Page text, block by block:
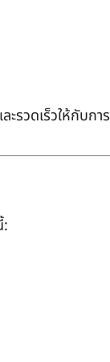
รวดเร็วให้กับการ